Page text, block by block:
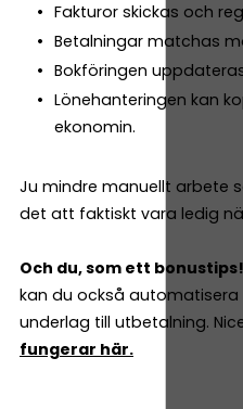
Fakturor skickas och
Betalningar matchas
Bokföringen
Lönehanteringen kan
ekonomin.
Ju mindre manuellt arbete
det att faktiskt vara ledig
Och du, som ett bonustips!
kan du också
underlag till utbetalning.
fungerar här.